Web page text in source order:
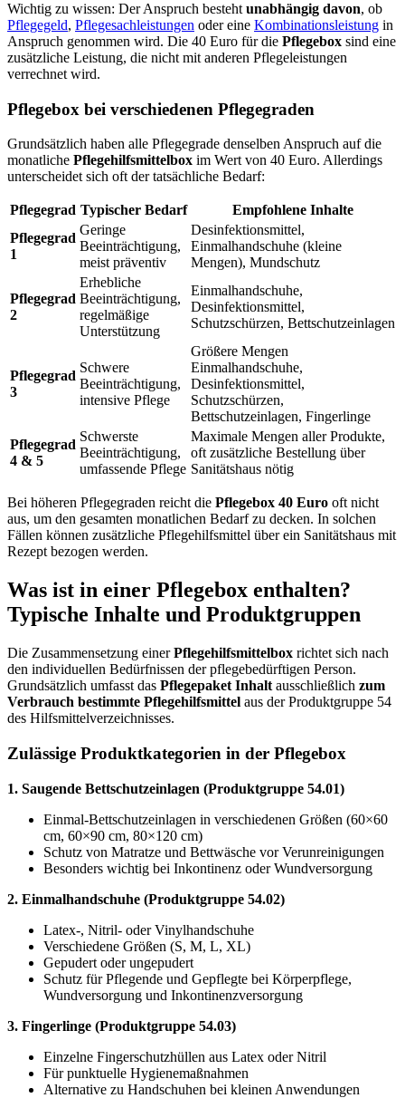
Wichtig zu wissen: Der Anspruch besteht unabhängig davon, ob
Pflegegeld, Pflegesachleistungen oder eine Kombinationsleistung in
Anspruch genommen wird. Die 40 Euro für die Pflegebox sind eine
zusätzliche Leistung, die nicht mit anderen Pflegeleistungen
verrechnet wird.
Pflegebox bei verschiedenen Pflegegraden
Grundsätzlich haben alle Pflegegrade denselben Anspruch auf die
monatliche Pflegehilfsmittelbox im Wert von 40 Euro. Allerdings
unterscheidet sich oft der tatsächliche Bedarf:
Pflegegrad Typischer Bedarf
Empfohlene Inhalte
Pflegegrad
1
Geringe
Beeinträchtigung,
meist präventiv
Desinfektionsmittel,
Einmalhandschuhe (kleine
Mengen), Mundschutz
Pflegegrad
2
Erhebliche
Beeinträchtigung,
regelmäßige
Unterstützung
Einmalhandschuhe,
Desinfektionsmittel,
Schutzschürzen, Bettschutzeinlagen
Pflegegrad
3
Schwere
Beeinträchtigung,
intensive Pflege
Größere Mengen
Einmalhandschuhe,
Desinfektionsmittel,
Schutzschürzen,
Bettschutzeinlagen, Fingerlinge
Pflegegrad
4 & 5
Schwerste
Beeinträchtigung,
umfassende Pflege
Maximale Mengen aller Produkte,
oft zusätzliche Bestellung über
Sanitätshaus nötig
Bei höheren Pflegegraden reicht die Pflegebox 40 Euro oft nicht
aus, um den gesamten monatlichen Bedarf zu decken. In solchen
Fällen können zusätzliche Pflegehilfsmittel über ein Sanitätshaus mit
Rezept bezogen werden.
Was ist in einer Pflegebox enthalten?
Typische Inhalte und Produktgruppen
Die Zusammensetzung einerPflegehilfsmittelbox richtet sich nach
den individuellen Bedürfnissen der pflegebedürftigen Person.
Grundsätzlich umfasst das Pflegepaket Inhalt ausschließlich zum
Verbrauch bestimmte Pflegehilfsmittel aus der Produktgruppe 54
des Hilfsmittelverzeichnisses.
Zulässige Produktkategorien in der Pflegebox
1. Saugende Bettschutzeinlagen (Produktgruppe 54.01)
Einmal-Bettschutzeinlagen in verschiedenen Größen (60×60
cm, 60×90 cm, 80×120 cm)
Schutz von Matratze und Bettwäsche vor Verunreinigungen
Besonders wichtig bei Inkontinenz oder Wundversorgung
2. Einmalhandschuhe (Produktgruppe 54.02)
Latex-, Nitril- oder Vinylhandschuhe
Verschiedene Größen (S, M, L, XL)
Gepudert oder ungepudert
Schutz für Pflegende und Gepflegte bei Körperpflege,
Wundversorgung und Inkontinenzversorgung
3. Fingerlinge (Produktgruppe 54.03)
Einzelne Fingerschutzhüllen aus Latex oder Nitril
Für punktuelle Hygienemaßnahmen
Alternative zu Handschuhen bei kleinen Anwendungen